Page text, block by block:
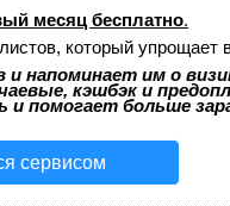
месяц бесплатно.
который упрощает
и напоминает им о
кэшбэк и
и помогает больше
сервисом